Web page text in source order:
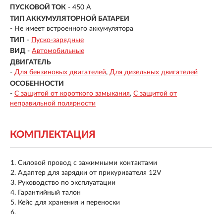
ПУСКОВОЙ ТОК - 450 A
ТИП АККУМУЛЯТОРНОЙ БАТАРЕИ
- Не имеет встроенного аккумулятора
ТИП - Пуско-зарядные
ВИД - Автомобильные
ДВИГАТЕЛЬ
- Для бензиновых двигателей Для дизельных двигателей
ОСОБЕННОСТИ
- С защитой от короткого замыкания С защитой от
неправильной полярности
КОМПЛЕКТАЦИЯ
Силовой провод с зажимными контактами
Адаптер для зарядки от прикуривателя 12V
Руководство по эксплуатации
Гарантийный талон
Кейс для хранения и переноски